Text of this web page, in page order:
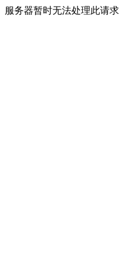
服务器暂时无法处理此请求